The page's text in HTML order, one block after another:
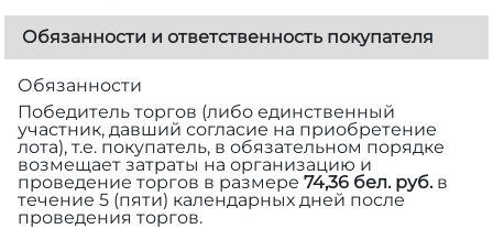
Обязанности и ответственность покупателя
Обязанности
Победитель торгов (либо единственный
участник, давший согласие на приобретение
лота), т.е. покупатель, в обязательном порядке
возмещает затраты на организацию и
проведение торгов в размере 74,36 бел. руб.в
течение 5 (пяти) календарных дней после
проведения торгов.